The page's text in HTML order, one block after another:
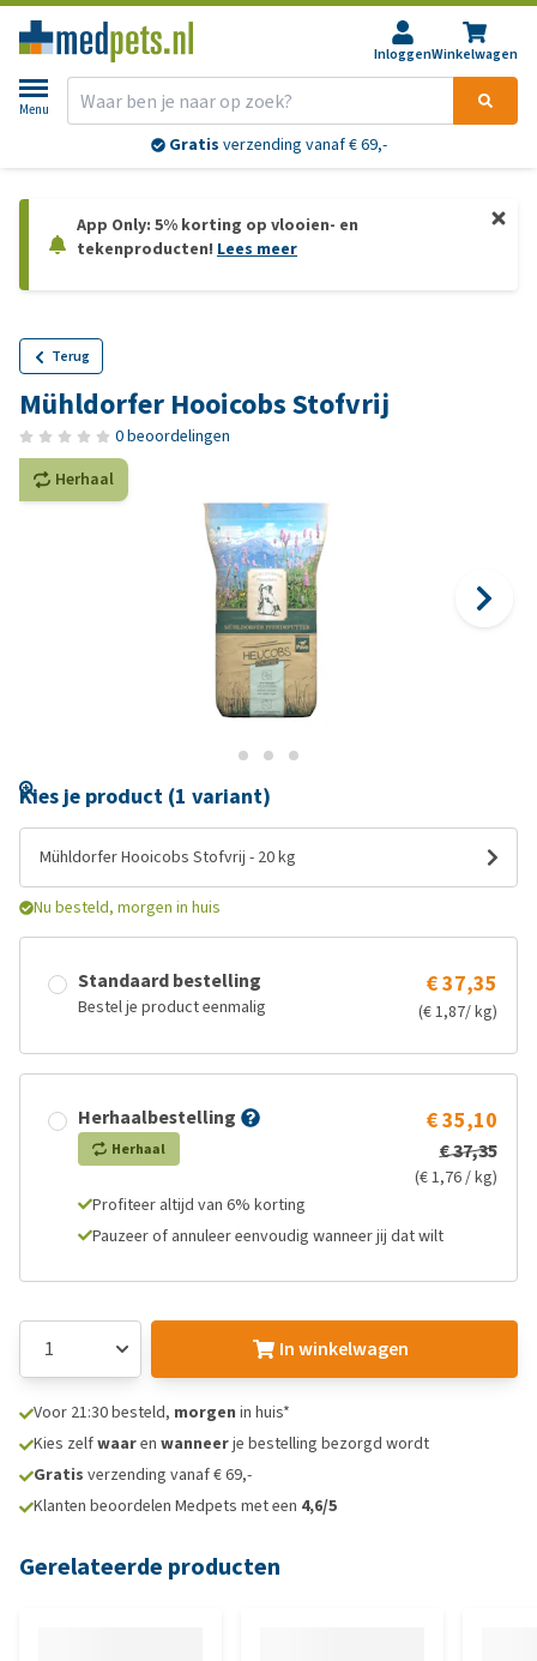
InloggenWinkelwagen
Menu
Gratis verzending vanaf € 69,-
App Only: 5% korting op vlooien- en
tekenproducten! Lees meer
Terug
Mühldorfer Hooicobs Stofvrij
0 beoordelingen
Herhaal
Kies je product (1 variant)
Mühldorfer Hooicobs Stofvrij - 20 kg
Nu besteld, morgen in huis
Standaard bestelling
Bestel je product eenmalig
€ 37,35
(€ 1,87/ kg)
Herhaalbestelling
Herhaal
€ 35,10
€ 37,35
(€ 1,76 / kg)
Profiteer altijd van 6% korting
Pauzeer of annuleer eenvoudig wanneer jij dat wilt
In winkelwagen
Voor 21:30 besteld, morgen in huis*
Kies zelfwaaren wanneerje bestelling bezorgd wordt
Gratis verzending vanaf € 69,-
Klanten beoordelen Medpets met een 4,6/5
Gerelateerde producten